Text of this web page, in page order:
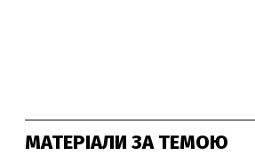
МАТЕРІАЛИ ЗА ТЕМОЮ